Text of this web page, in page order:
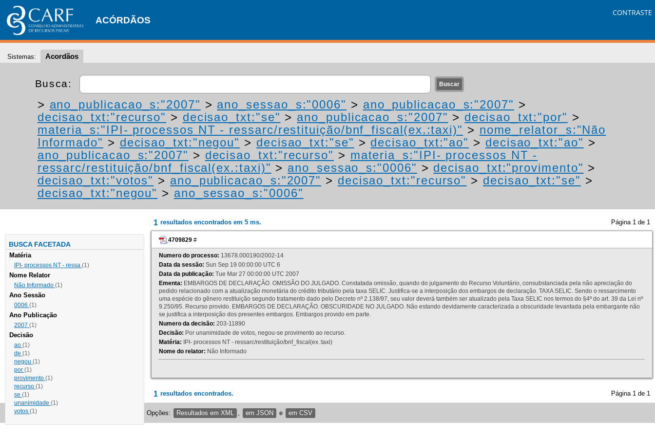
ACÓRDÃOS
CONTRASTE
Sistemas: Acordãos
Busca:
> ano_publicacao_s:"2007" > ano_sessao_s:"0006" > ano_publicacao_s:"2007" >
decisao_txt:"recurso" > decisao_txt:"se" > ano_publicacao_s:"2007" > decisao_txt:"por" >
materia_s:"IPI- processos NT - ressarc/restituição/bnf_fiscal(ex.:taxi)" > nome_relator_s:"Não
Informado" > decisao_txt:"negou" > decisao_txt:"se" > decisao_txt:"ao" > decisao_txt:"ao" >
ano_publicacao_s:"2007" > decisao_txt:"recurso" > materia_s:"IPI- processos NT -
ressarc/restituição/bnf_fiscal(ex.:taxi)" > ano_sessao_s:"0006" > decisao_txt:"provimento" >
decisao_txt:"votos" > ano_publicacao_s:"2007" > decisao_txt:"recurso" > decisao_txt:"se" >
decisao_txt:"negou" > ano_sessao_s:"0006"
BUSCA FACETADA
Matéria
IPI- processos NT - ressa (1)
Nome Relator
Não Informado (1)
Ano Sessão
0006 (1)
Ano Publicação
2007 (1)
Decisão
ao (1)
de (1)
negou (1)
por (1)
provimento (1)
recurso (1)
se (1)
unanimidade (1)
votos (1)
1 resultados encontrados em 5 ms. Página 1 de 1
4709829 #
Numero do processo: 13678.000190/2002-14
Data da sessão: Sun Sep 19 00:00:00 UTC 6
Data da publicação: Tue Mar 27 00:00:00 UTC 2007
Ementa: EMBARGOS DE DECLARAÇÃO. OMISSÃO DO JULGADO. Constatada omissão, quando do julgamento do Recurso Voluntário, consubstanciada pela não apreciação do
pedido relacionado com a atualização monetária do crédito tributário pela taxa SELIC. Justifica-se a interposição dos embargos de declaração. TAXA SELIC. Sendo o ressarcimento
uma espécie do gênero restituição segundo tratamento dado pelo Decreto nº 2.138/97, seu valor deverá também ser atualizado pela Taxa SELIC nos termos do §4º do art. 39 da Lei nº
9.250/95. Recurso provido. EMBARGOS DE DECLARAÇÃO. OBSCURIDADE NO JULGADO. Não estando devidamente caracterizada a obscuridade levantada pela embargante não
se justifica a interposição dos presentes embargos. Embargos provido em parte.
Numero da decisão: 203-11890
Decisão: Por unanimidade de votos, negou-se provimento ao recurso.
Matéria: IPI- processos NT - ressarc/restituição/bnf_fiscal(ex.:taxi)
Nome do relator: Não Informado
1 resultados encontrados. Página 1 de 1
Opções: Resultados em XML em JSON e em CSV